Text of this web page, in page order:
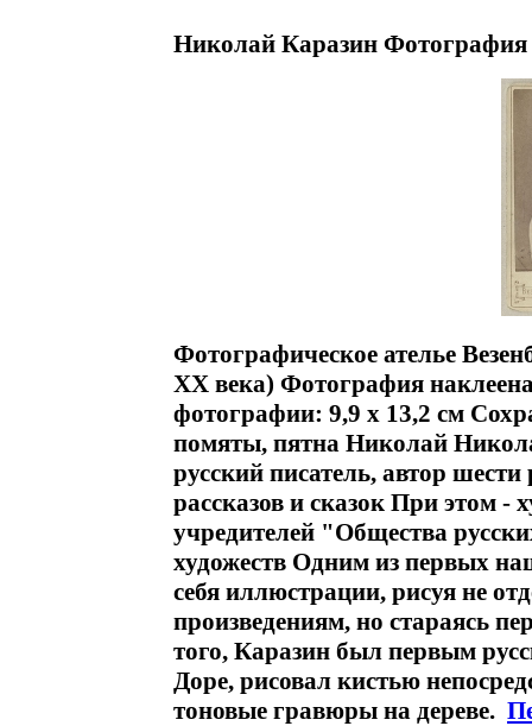
Николай Каразин Фотография
Фотографическое ателье
XX века) Фотография
фотографии: 9,9 x 13,2 см
помяты, пятна Николай
русский писатель, автор
рассказов и сказок При этом -
учредителей "Общества
художеств Одним из первых
себя иллюстрации, рисуя не
произведениям, но стараясь
того, Каразин был первым
Доре, рисовал кистью
тоновые гравюры на дереве.